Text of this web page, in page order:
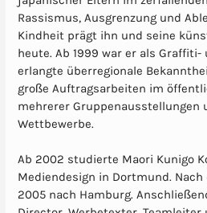
Rassismus, Ausgrenzung und
Kindheit prägt ihn und seine
heute. Ab 1999 war er als
erlangte überregionale
große Auftragsarbeiten im
mehrerer Gruppenausstellungen
Wettbewerbe.
Ab 2002 studierte Maori Kunigo
Mediendesign in Dortmund.
2005 nach Hamburg.